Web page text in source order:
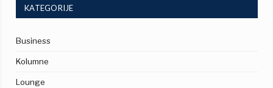
KATEGORIJE
Business
Kolumne
Lounge